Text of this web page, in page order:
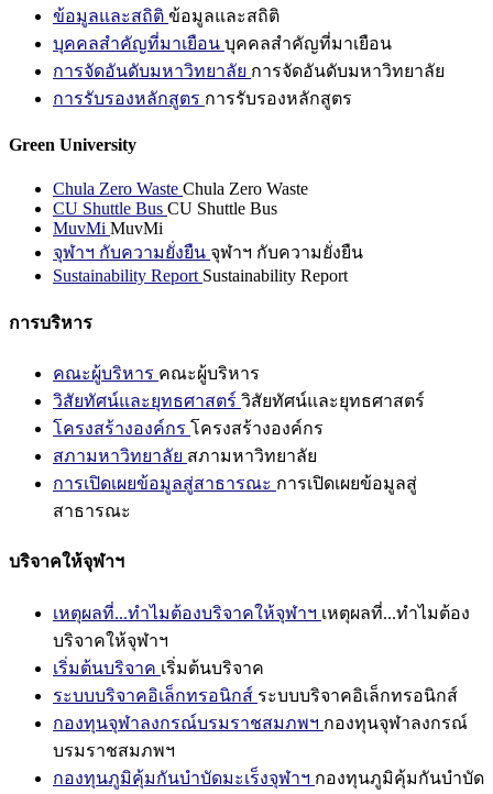
ข้อมูลและสถิติ ข้อมูลและสถิติ
บุคคลสำคัญที่มาเยือน บุคคลสำคัญที่มาเยือน
การจัดอันดับมหาวิทยาลัย การจัดอันดับมหาวิทยาลัย
การรับรองหลักสูตร การรับรองหลักสูตร
Green University
Chula Zero Waste Chula Zero Waste
CU Shuttle Bus CU Shuttle Bus
MuvMi MuvMi
จุฬาฯ กับความยั่งยืน จุฬาฯ กับความยั่งยืน
Sustainability Report Sustainability Report
การบริหาร
คณะผู้บริหาร คณะผู้บริหาร
วิสัยทัศน์และยุทธศาสตร์ วิสัยทัศน์และยุทธศาสตร์
โครงสร้างองค์กร โครงสร้างองค์กร
สภามหาวิทยาลัย สภามหาวิทยาลัย
การเปิดเผยข้อมูลสู่สาธารณะ การเปิดเผยข้อมูลสู่
สาธารณะ
บริจาคให้จุฬาฯ
เหตุผลที่...ทำไมต้องบริจาคให้จุฬาฯ เหตุผลที่...ทำไมต้อง
บริจาคให้จุฬาฯ
เริ่มต้นบริจาค เริ่มต้นบริจาค
ระบบบริจาคอิเล็กทรอนิกส์ ระบบบริจาคอิเล็กทรอนิกส์
กองทุนจุฬาลงกรณ์บรมราชสมภพฯ กองทุนจุฬาลงกรณ์
บรมราชสมภพฯ
กองทุนภูมิคุ้มกันบำบัดมะเร็งจุฬาฯ กองทุนภูมิคุ้มกันบำบัด